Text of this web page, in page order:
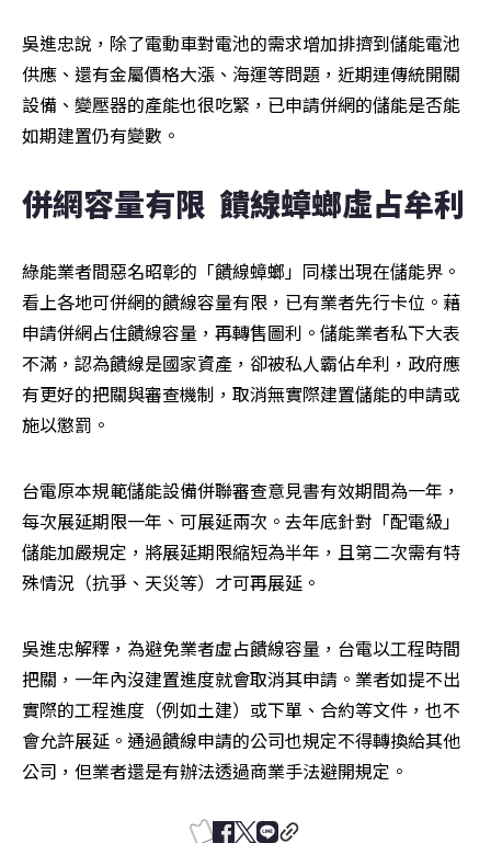
吳進忠說，除了電動車對電池的需求增加排擠到儲能電池
供應、還有金屬價格大漲、海運等問題，近期連傳統開關
設備、變壓器的產能也很吃緊，已申請併網的儲能是否能
如期建置仍有變數。
併網容量有限  饋線蟑螂虛占牟利
綠能業者間惡名昭彰的「饋線蟑螂」同樣出現在儲能界。
看上各地可併網的饋線容量有限，已有業者先行卡位。藉
申請併網占住饋線容量，再轉售圖利。儲能業者私下大表
不滿，認為饋線是國家資產，卻被私人霸佔牟利，政府應
有更好的把關與審查機制，取消無實際建置儲能的申請或
施以懲罰。
台電原本規範儲能設備併聯審查意見書有效期間為一年，
每次展延期限一年、可展延兩次。去年底針對「配電級」
儲能加嚴規定，將展延期限縮短為半年，且第二次需有特
殊情況（抗爭、天災等）才可再展延。
吳進忠解釋，為避免業者虛占饋線容量，台電以工程時間
把關，一年內沒建置進度就會取消其申請。業者如提不出
實際的工程進度（例如土建）或下單、合約等文件，也不
會允許展延。通過饋線申請的公司也規定不得轉換給其他
公司，但業者還是有辦法透過商業手法避開規定。